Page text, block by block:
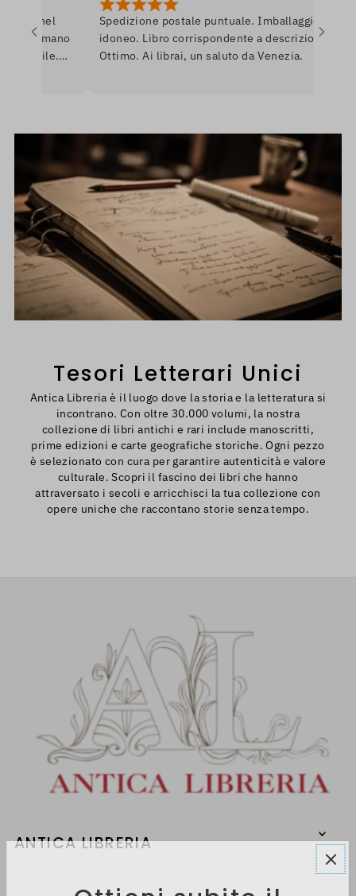
si amano
Spedizione postale puntuale. Imballaggio
idoneo. Libro corrispondente a descrizione.
Ottimo. Ai librai, un saluto da Venezia.
Tesori Letterari Unici
Antica Libreria è il luogo dove la storia e la letteratura si
incontrano. Con oltre 30.000 volumi, la nostra
collezione di libri antichi e rari include manoscritti,
prime edizioni e carte geografiche storiche. Ogni pezzo
è selezionato con cura per garantire autenticità e valore
culturale. Scopri il fascino dei libri che hanno
attraversato i secoli e arricchisci la tua collezione con
opere uniche che raccontano storie senza tempo.
ANTICA LIBRERIA